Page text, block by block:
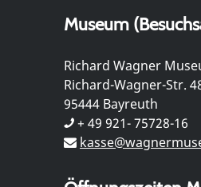
Museum
Richard Wagner
Richard-Wagner-Str.
95444 Bayreuth
+ 49 921- 75728-16